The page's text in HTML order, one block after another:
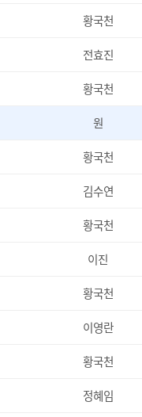
황국천
전효진
황국천
원
황국천
김수연
황국천
이진
황국천
이영란
황국천
정혜임